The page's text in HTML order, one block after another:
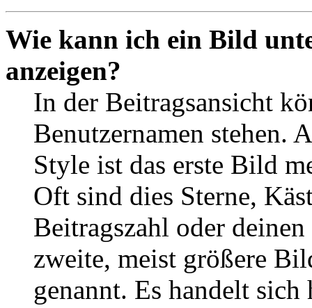
Wie kann ich ein Bild
anzeigen?
In der Beitragsansicht
Benutzernamen stehen.
Style ist das erste Bild
Oft sind dies Sterne,
Beitragszahl oder
zweite, meist größere
genannt. Es handelt